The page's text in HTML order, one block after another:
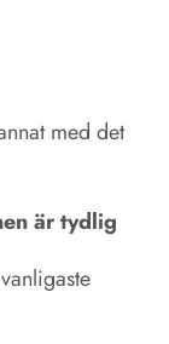
med det
är tydlig